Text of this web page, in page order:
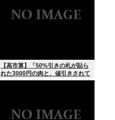
【高市算】「50%引きの札が貼ら
れた3000円の肉と、値引きされて
いない1000円の肉では安いのはど